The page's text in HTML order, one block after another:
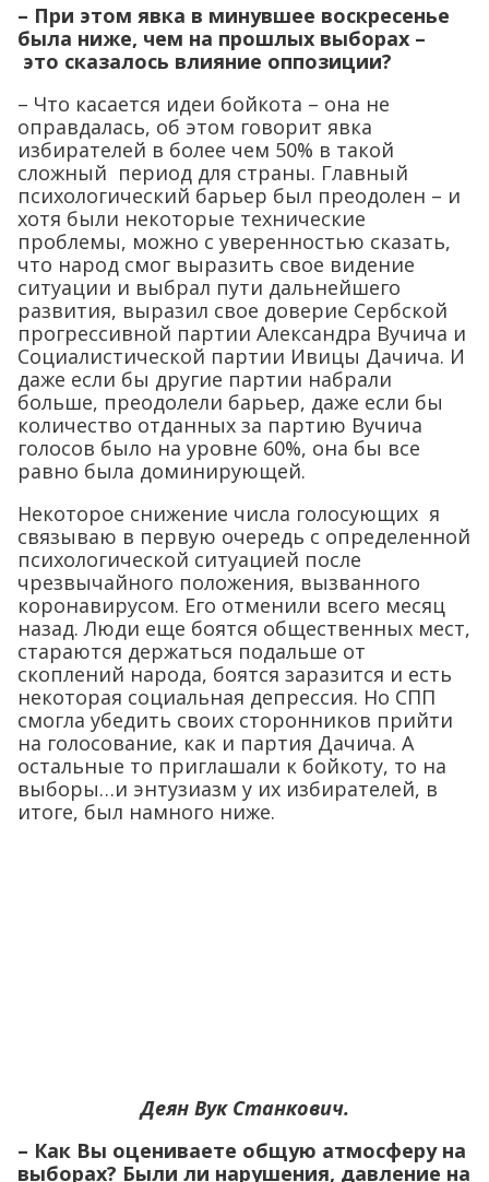
– При этом явка в минувшее воскресенье
была ниже, чем на прошлых выборах –
это сказалось влияние оппозиции?
– Что касается идеи бойкота – она не
оправдалась, об этом говорит явка
избирателей в более чем 50% в такой
сложный период для страны. Главный
психологический барьер был преодолен – и
хотя были некоторые технические
проблемы, можно с уверенностью сказать,
что народ смог выразить свое видение
ситуации и выбрал пути дальнейшего
развития, выразил свое доверие Сербской
прогрессивной партии Александра Вучича и
Социалистической партии Ивицы Дачича. И
даже если бы другие партии набрали
больше, преодолели барьер, даже если бы
количество отданных за партию Вучича
голосов было на уровне 60%, она бы все
равно была доминирующей.
Некоторое снижение числа голосующих я
связываю в первую очередь с определенной
психологической ситуацией после
чрезвычайного положения, вызванного
коронавирусом. Его отменили всего месяц
назад. Люди еще боятся общественных мест,
стараются держаться подальше от
скоплений народа, боятся заразится и есть
некоторая социальная депрессия. Но СПП
смогла убедить своих сторонников прийти
на голосование, как и партия Дачича. А
остальные то приглашали к бойкоту, то на
выборы…и энтузиазм у их избирателей, в
итоге, был намного ниже.
Деян Вук Станкович.
– Как Вы оцениваете общую атмосферу на
выборах? Были ли нарушения, давление на